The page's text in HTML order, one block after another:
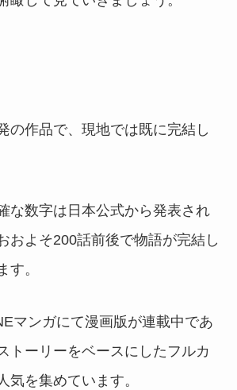
の作品で、現地では既に完結し
な数字は日本公式から発表され
およそ200話前後で物語が完結し
す。
マンガにて漫画版が連載中であ
トーリーをベースにしたフルカ
気を集めています。